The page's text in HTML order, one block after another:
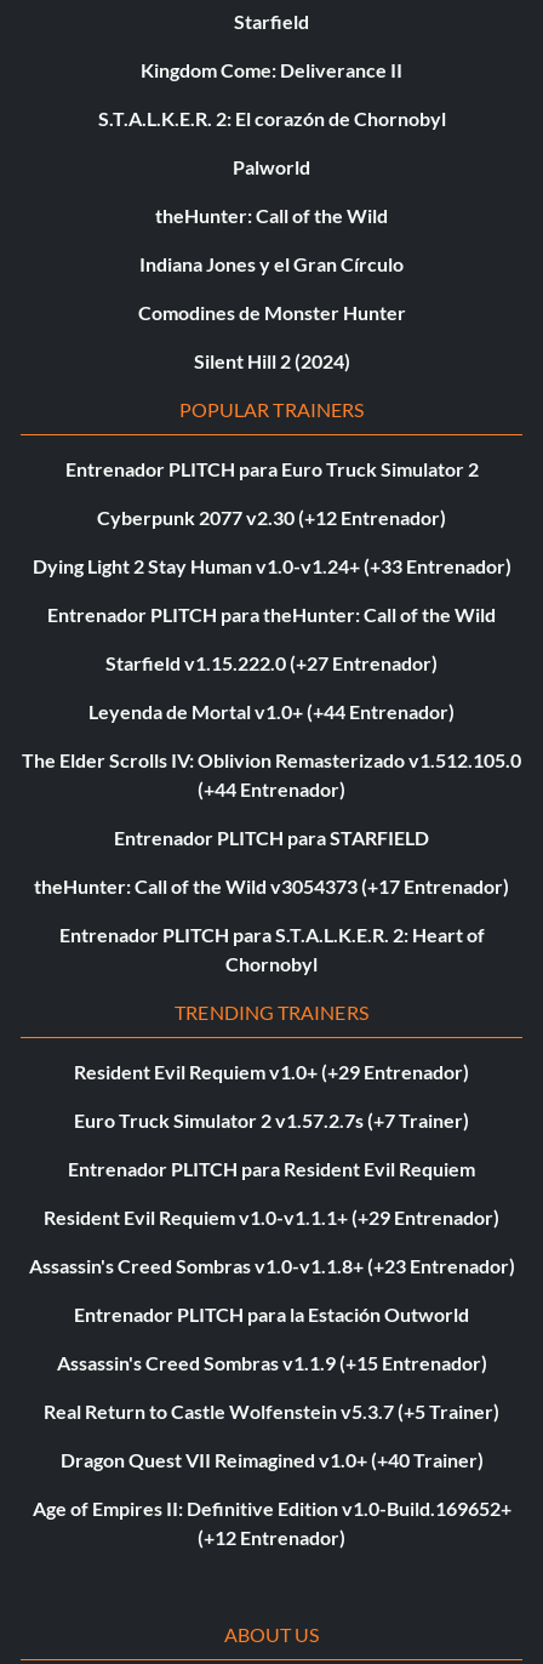
Starfield
Kingdom Come: Deliverance II
S.T.A.L.K.E.R. 2: El corazón de Chornobyl
Palworld
theHunter: Call of the Wild
Indiana Jones y el Gran Círculo
Comodines de Monster Hunter
Silent Hill 2 (2024)
POPULAR TRAINERS
Entrenador PLITCH para Euro Truck Simulator 2
Cyberpunk 2077 v2.30 (+12 Entrenador)
Dying Light 2 Stay Human v1.0-v1.24+ (+33 Entrenador)
Entrenador PLITCH para theHunter: Call of the Wild
Starfield v1.15.222.0 (+27 Entrenador)
Leyenda de Mortal v1.0+ (+44 Entrenador)
The Elder Scrolls IV: Oblivion Remasterizado v1.512.105.0
(+44 Entrenador)
Entrenador PLITCH para STARFIELD
theHunter: Call of the Wild v3054373 (+17 Entrenador)
Entrenador PLITCH para S.T.A.L.K.E.R. 2: Heart of
Chornobyl
TRENDING TRAINERS
Resident Evil Requiem v1.0+ (+29 Entrenador)
Euro Truck Simulator 2 v1.57.2.7s (+7 Trainer)
Entrenador PLITCH para Resident Evil Requiem
Resident Evil Requiem v1.0-v1.1.1+ (+29 Entrenador)
Assassin's Creed Sombras v1.0-v1.1.8+ (+23 Entrenador)
Entrenador PLITCH para la Estación Outworld
Assassin's Creed Sombras v1.1.9 (+15 Entrenador)
Real Return to Castle Wolfenstein v5.3.7 (+5 Trainer)
Dragon Quest VII Reimagined v1.0+ (+40 Trainer)
Age of Empires II: Definitive Edition v1.0-Build.169652+
(+12 Entrenador)
ABOUT US